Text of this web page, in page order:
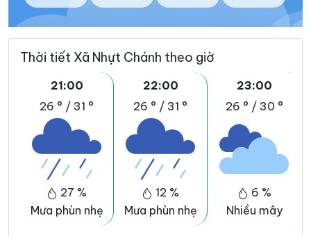
Thời tiết Xã Nhựt Chánh theo giờ
21:00
26 ° / 31 °
27 %
Mưa phùn nhẹ
22:00
26 ° / 31 °
12 %
Mưa phùn nhẹ
23:00
26 ° / 30 °
6 %
Nhiều mây